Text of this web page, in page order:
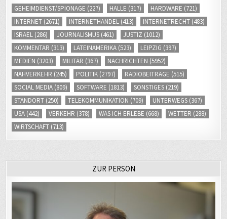
GEHEIMDIENST/SPIONAGE (227) HALLE (317) HARDWARE (721)
INTERNET (2671) INTERNETHANDEL (413) INTERNETRECHT (483)
ISRAEL (286) JOURNALISMUS (461) JUSTIZ (1012)
KOMMENTAR (313) LATEINAMERIKA (523) LEIPZIG (397)
MEDIEN (3203) MILITÄR (367) NACHRICHTEN (5952)
NAHVERKEHR (245) POLITIK (2797) RADIOBEITRÄGE (515)
SOCIAL MEDIA (809) SOFTWARE (1813) SONSTIGES (219)
STANDORT (250) TELEKOMMUNIKATION (709) UNTERWEGS (367)
USA (442) VERKEHR (378) WAS ICH ERLEBE (668) WETTER (288)
WIRTSCHAFT (713)
ZUR PERSON